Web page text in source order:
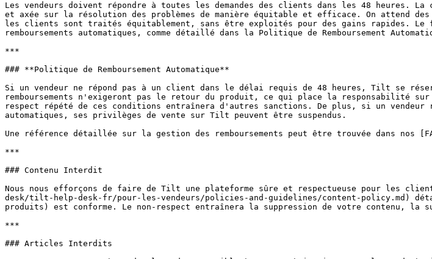
Les vendeurs doivent répondre à toutes les demandes des clients dans les 48 heures.
et axée sur la résolution des problèmes de manière équitable et efficace. On attend
les clients sont traités équitablement, sans être exploités pour des gains rapides. Le
remboursements automatiques, comme détaillé dans la Politique de Remboursement
***
### **Politique de Remboursement Automatique**
Si un vendeur ne répond pas à un client dans le délai requis de 48 heures, Tilt se
remboursements n'exigeront pas le retour du produit, ce qui place la responsabilité
respect répété de ces conditions entraînera d'autres sanctions. De plus, si un vendeur
automatiques, ses privilèges de vente sur Tilt peuvent être suspendus.
Une référence détaillée sur la gestion des remboursements peut être trouvée dans
***
### Contenu Interdit
Nous nous efforçons de faire de Tilt une plateforme sûre et respectueuse pour les
desk/tilt-help-desk-fr/pour-les-vendeurs/policies-and-guidelines/content-policy.md)
produits) est conforme. Le non-respect entraînera la suppression de votre contenu, la
***
### Articles Interdits